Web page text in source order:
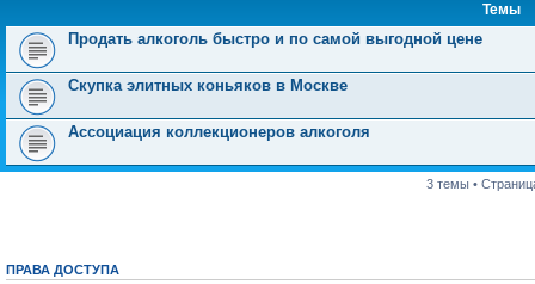
Темы
Продать алкоголь быстро и по самой выгодной цене
Скупка элитных коньяков в Москве
Ассоциация коллекционеров алкоголя
3 темы •
ПРАВА ДОСТУПА